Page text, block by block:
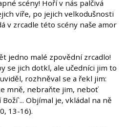
scény! Hoří v nás palčivá
víře, po jejich velkodušnosti
v zrcadle této scény naše amor
jedno malé zpovědní zrcadlo!
se jich dotkl, ale učedníci jim to
rozhněval se a řekl jim:
mně, nebraňte jim, neboť
Objímal je, vkládal na ně
13-16).